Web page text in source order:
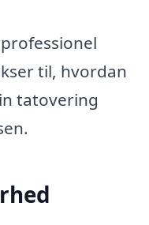
professionel
til, hvordan
tatovering